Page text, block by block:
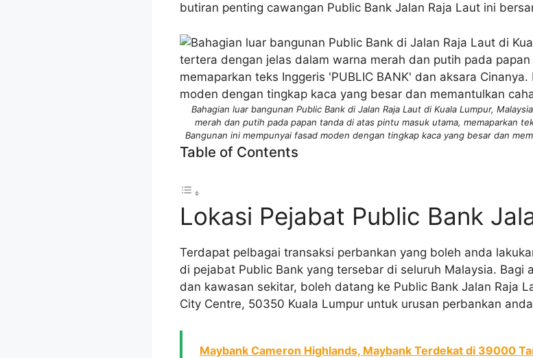
butiran penting cawangan Public Bank Jalan Raja Laut ini
Bahagian luar bangunan Public Bank di Jalan Raja Laut di Kuala Lumpur,
merah dan putih pada papan tanda di atas pintu masuk utama, memaparkan
Bangunan ini mempunyai fasad moden dengan tingkap kaca yang besar dan
Table of Contents
Lokasi Pejabat Public Bank
Terdapat pelbagai transaksi perbankan yang boleh anda
di pejabat Public Bank yang tersebar di seluruh Malaysia. Bagi
dan kawasan sekitar, boleh datang ke Public Bank Jalan Raja
City Centre, 50350 Kuala Lumpur untuk urusan perbankan
Maybank Cameron Highlands, Maybank Terdekat di 39000